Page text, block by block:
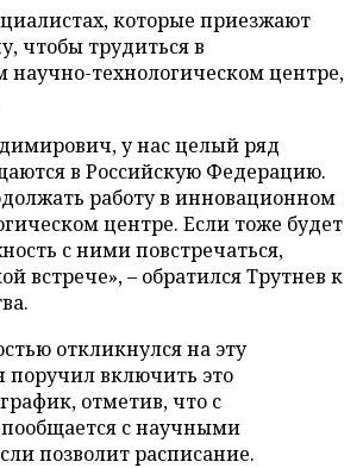
которые приезжают
чтобы трудиться в
технологическом центре,
у нас целый ряд
в Российскую Федерацию.
работу в инновационном
центре. Если тоже будет
с ними повстречаться,
встрече», – обратился Трутнев к
откликнулся на эту
включить это
отметив, что с
с научными
позволит расписание.